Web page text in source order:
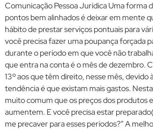
Comunicação Pessoa Jurídica Uma forma
pontos bem alinhados é deixar em mente
hábito de prestar serviços pontuais para
você precisa fazer uma poupança forçada
durante o período em que você não
que entra na conta é o mês de dezembro.
13º aos que têm direito, nesse mês, devido
tendência é que existam mais gastos.
muito comum que os preços dos produtos
aumentem. E você precisa estar
me precaver para esses períodos?” A